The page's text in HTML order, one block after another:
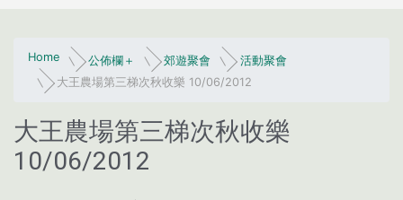
Home 公佈欄＋ 郊遊聚會
活動聚會
大王農場第三梯次秋收樂 10/06/2012
大王農場第三梯次秋收樂
10/06/2012